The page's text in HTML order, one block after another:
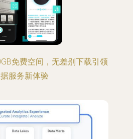
免费空间，无差别下载引领
服务新体验